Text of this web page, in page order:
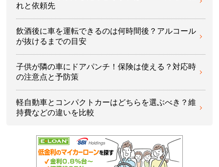
れと依頼先
飲酒後に車を運転できるのは何時間後？アルコール
が抜けるまでの目安
子供が隣の車にドアパンチ！保険は使える？対応時
の注意点と予防策
軽自動車とコンパクトカーはどちらを選ぶべき？維
持費などの違いを比較